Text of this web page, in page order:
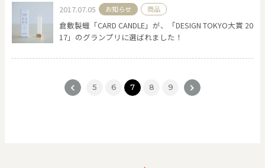
2017.07.05 お知らせ 商品
倉敷製蠟「CARD CANDLE」が、「DESIGN TOKYO大賞 20
17」のグランプリに選ばれました！
< 5 6 7 8 9 >